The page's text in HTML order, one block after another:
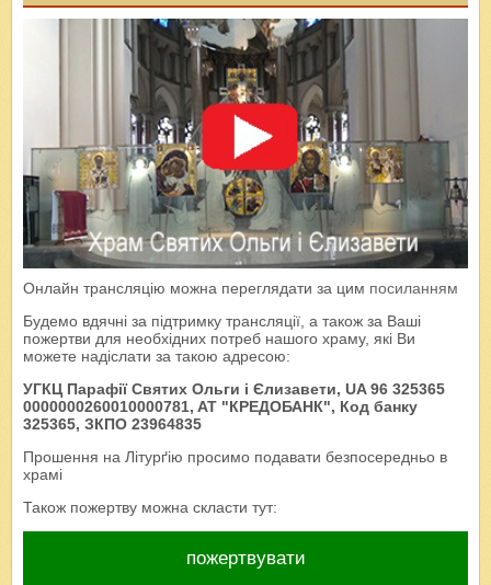
Онлайн трансляцію можна переглядати за цим посиланням
Будемо вдячні за підтримку трансляції, а також за Ваші
пожертви для необхідних потреб нашого храму, які Ви
можете надіслати за такою адресою:
УГКЦ Парафії Святих Ольги і Єлизавети, UA 96 325365
0000000260010000781, AT "КРЕДОБАНК", Код банку
325365, ЗКПО 23964835
Прошення на Літурґію просимо подавати безпосередньо в
храмі
Також пожертву можна скласти тут:
пожертвувати